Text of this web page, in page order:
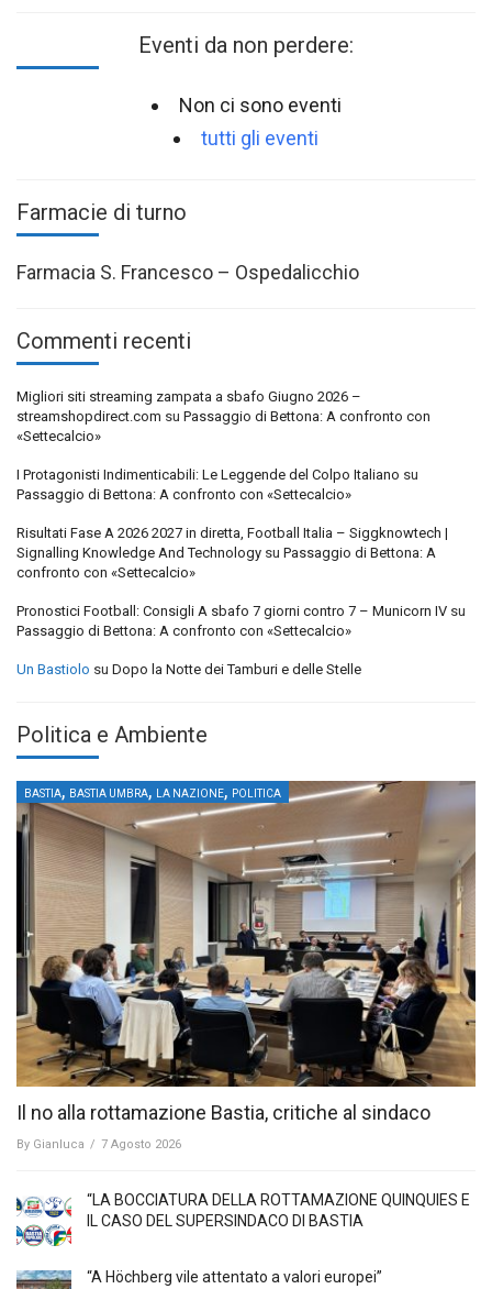
Eventi da non perdere:
Non ci sono eventi
tutti gli eventi
Farmacie di turno
Farmacia S. Francesco – Ospedalicchio
Commenti recenti
Migliori siti streaming zampata a sbafo Giugno 2026 –
streamshopdirect.com su Passaggio di Bettona: A confronto con
«Settecalcio»
I Protagonisti Indimenticabili: Le Leggende del Colpo Italiano su
Passaggio di Bettona: A confronto con «Settecalcio»
Risultati Fase A 2026 2027 in diretta, Football Italia – Siggknowtech |
Signalling Knowledge And Technology su Passaggio di Bettona: A
confronto con «Settecalcio»
Pronostici Football: Consigli A sbafo 7 giorni contro 7 – Municorn IV su
Passaggio di Bettona: A confronto con «Settecalcio»
Un Bastiolo su Dopo la Notte dei Tamburi e delle Stelle
Politica e Ambiente
BASTIA, BASTIA UMBRA, LA NAZIONE, POLITICA
Il no alla rottamazione Bastia, critiche al sindaco
By Gianluca / 7 Agosto 2026
“LA BOCCIATURA DELLA ROTTAMAZIONE QUINQUIES E
IL CASO DEL SUPERSINDACO DI BASTIA
“A Höchberg vile attentato a valori europei”